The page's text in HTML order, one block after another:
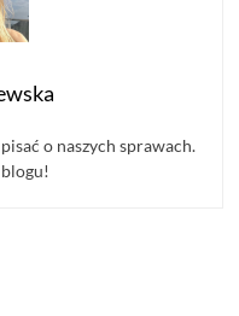
o naszych sprawach.